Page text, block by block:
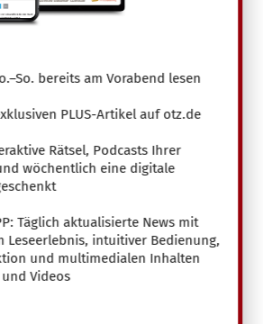
bereits am Vorabend lesen
PLUS-Artikel auf otz.de
Rätsel, Podcasts Ihrer
wöchentlich eine digitale
Täglich aktualisierte News mit
Leseerlebnis, intuitiver Bedienung,
und multimedialen Inhalten
Videos